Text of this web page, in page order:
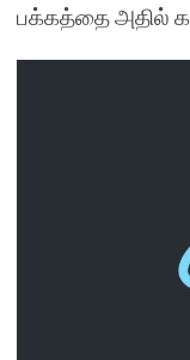
பக்கத்தை அதில்